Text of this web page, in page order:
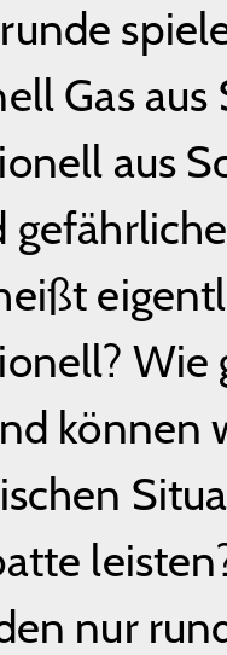
Gas
aus
Wie
können
nur